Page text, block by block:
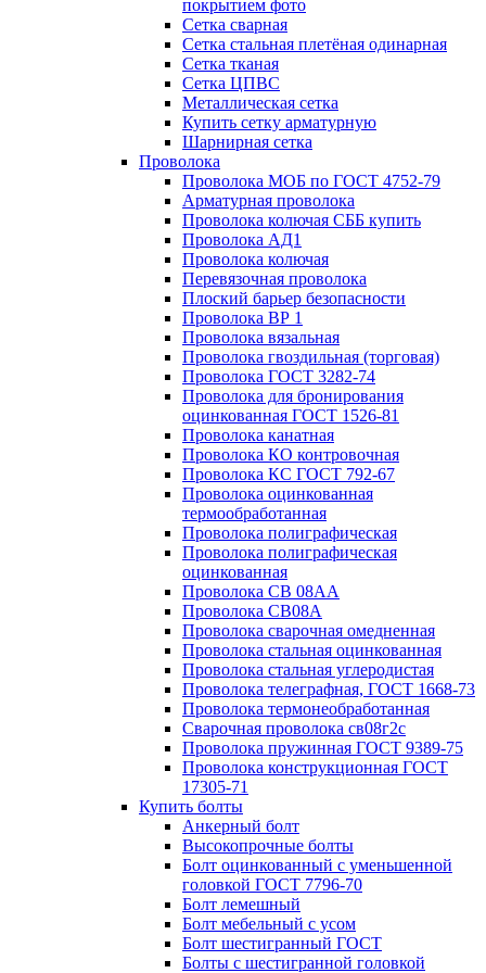
покрытием фото
Сетка сварная
Сетка стальная плетёная одинарная
Сетка тканая
Сетка ЦПВС
Металлическая сетка
Купить сетку арматурную
Шарнирная сетка
Проволока
Проволока МОБ по ГОСТ 4752-79
Арматурная проволока
Проволока колючая СББ купить
Проволока АД1
Проволока колючая
Перевязочная проволока
Плоский барьер безопасности
Проволока ВР 1
Проволока вязальная
Проволока гвоздильная (торговая)
Проволока ГОСТ 3282-74
Проволока для бронирования
оцинкованная ГОСТ 1526-81
Проволока канатная
Проволока КО контровочная
Проволока КС ГОСТ 792-67
Проволока оцинкованная
термообработанная
Проволока полиграфическая
Проволока полиграфическая
оцинкованная
Проволока СВ 08АА
Проволока СВ08А
Проволока сварочная омедненная
Проволока стальная оцинкованная
Проволока стальная углеродистая
Проволока телеграфная, ГОСТ 1668-73
Проволока термонеобработанная
Сварочная проволока св08г2с
Проволока пружинная ГОСТ 9389-75
Проволока конструкционная ГОСТ
17305-71
Купить болты
Анкерный болт
Высокопрочные болты
Болт оцинкованный с уменьшенной
головкой ГОСТ 7796-70
Болт лемешный
Болт мебельный с усом
Болт шестигранный ГОСТ
Болты с шестигранной головкой